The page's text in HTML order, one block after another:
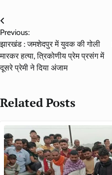
Post
navigation
Previous:
झारखंड : जमशेदपुर में युवक की गोली
मारकर हत्या, त्रिकोणीय प्रेम प्रसंग में
दूसरे प्रेमी ने दिया अंजाम
Related Posts